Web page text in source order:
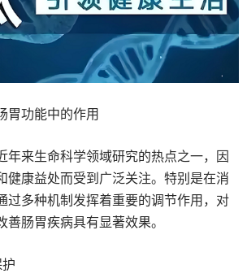
胃功能中的作用
年来生命科学领域研究的热点之一，因
健康益处而受到广泛关注。特别是在消
过多种机制发挥着重要的调节作用，对
善肠胃疾病具有显著效果。